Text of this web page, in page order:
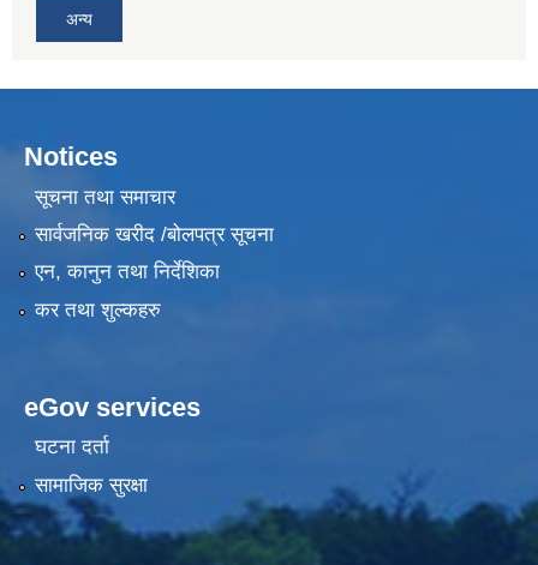
अन्य
Notices
सूचना तथा समाचार
सार्वजनिक खरीद /बोलपत्र सूचना
एन, कानुन तथा निर्देशिका
कर तथा शुल्कहरु
eGov services
घटना दर्ता
सामाजिक सुरक्षा